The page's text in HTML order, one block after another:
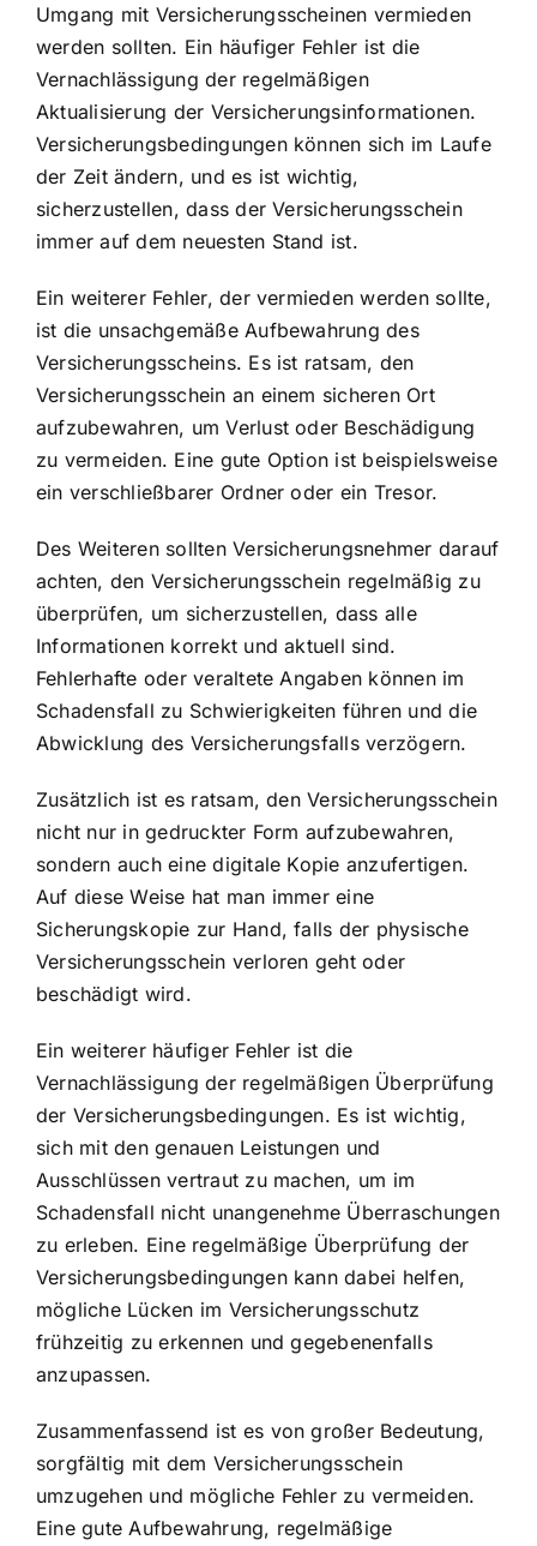
Umgang mit Versicherungsscheinen vermieden
werden sollten. Ein häufiger Fehler ist die
Vernachlässigung der regelmäßigen
Aktualisierung der Versicherungsinformationen.
Versicherungsbedingungen können sich im Laufe
der Zeit ändern, und es ist wichtig,
sicherzustellen, dass der Versicherungsschein
immer auf dem neuesten Stand ist.
Ein weiterer Fehler, der vermieden werden sollte,
ist die unsachgemäße Aufbewahrung des
Versicherungsscheins. Es ist ratsam, den
Versicherungsschein an einem sicheren Ort
aufzubewahren, um Verlust oder Beschädigung
zu vermeiden. Eine gute Option ist beispielsweise
ein verschließbarer Ordner oder ein Tresor.
Des Weiteren sollten Versicherungsnehmer darauf
achten, den Versicherungsschein regelmäßig zu
überprüfen, um sicherzustellen, dass alle
Informationen korrekt und aktuell sind.
Fehlerhafte oder veraltete Angaben können im
Schadensfall zu Schwierigkeiten führen und die
Abwicklung des Versicherungsfalls verzögern.
Zusätzlich ist es ratsam, den Versicherungsschein
nicht nur in gedruckter Form aufzubewahren,
sondern auch eine digitale Kopie anzufertigen.
Auf diese Weise hat man immer eine
Sicherungskopie zur Hand, falls der physische
Versicherungsschein verloren geht oder
beschädigt wird.
Ein weiterer häufiger Fehler ist die
Vernachlässigung der regelmäßigen Überprüfung
der Versicherungsbedingungen. Es ist wichtig,
sich mit den genauen Leistungen und
Ausschlüssen vertraut zu machen, um im
Schadensfall nicht unangenehme Überraschungen
zu erleben. Eine regelmäßige Überprüfung der
Versicherungsbedingungen kann dabei helfen,
mögliche Lücken im Versicherungsschutz
frühzeitig zu erkennen und gegebenenfalls
anzupassen.
Zusammenfassend ist es von großer Bedeutung,
sorgfältig mit dem Versicherungsschein
umzugehen und mögliche Fehler zu vermeiden.
Eine gute Aufbewahrung, regelmäßige